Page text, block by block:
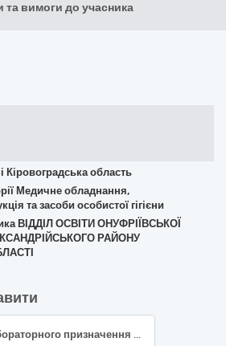
та вимоги до учасника
Кіровоградська область
Медичне обладнання,
та засоби особистої гігієни
ВІДДІЛ ОСВІТИ ОНУФРІЇВСЬКОЇ
РАЙОНУ
Скляний посуд лабораторного призначення різний